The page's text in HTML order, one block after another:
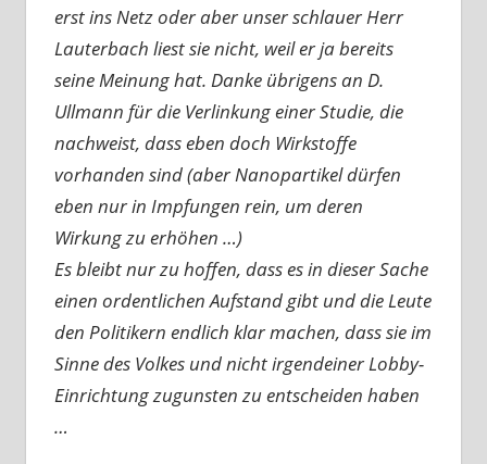
erst ins Netz oder aber unser schlauer Herr
Lauterbach liest sie nicht, weil er ja bereits
seine Meinung hat. Danke übrigens an D.
Ullmann für die Verlinkung einer Studie, die
nachweist, dass eben doch Wirkstoffe
vorhanden sind (aber Nanopartikel dürfen
eben nur in Impfungen rein, um deren
Wirkung zu erhöhen …)
Es bleibt nur zu hoffen, dass es in dieser Sache
einen ordentlichen Aufstand gibt und die Leute
den Politikern endlich klar machen, dass sie im
Sinne des Volkes und nicht irgendeiner Lobby-
Einrichtung zugunsten zu entscheiden haben
…